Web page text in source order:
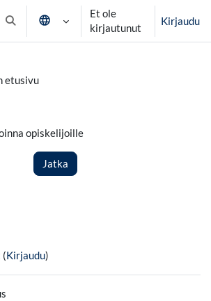
Vaihda hakusyöttöä
Et ole
kirjautunut
Kirjaudu
etusivu
opiskelijoille
Jatka
(Kirjaudu)